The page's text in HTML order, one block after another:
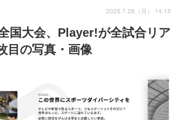
国大会、Player!が全試合リア
目の写真・画像
2025.7.28（月） 14:15